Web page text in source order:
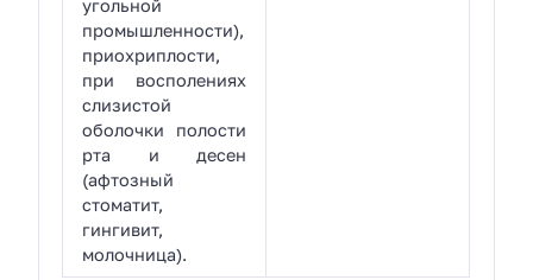
угольной
промышленности),
приохриплости,
при восполениях
слизистой
оболочки полости
рта и десен
(афтозный
стоматит,
гингивит,
молочница).